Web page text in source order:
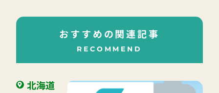
おすすめの関連記事
RECOMMEND
北海道